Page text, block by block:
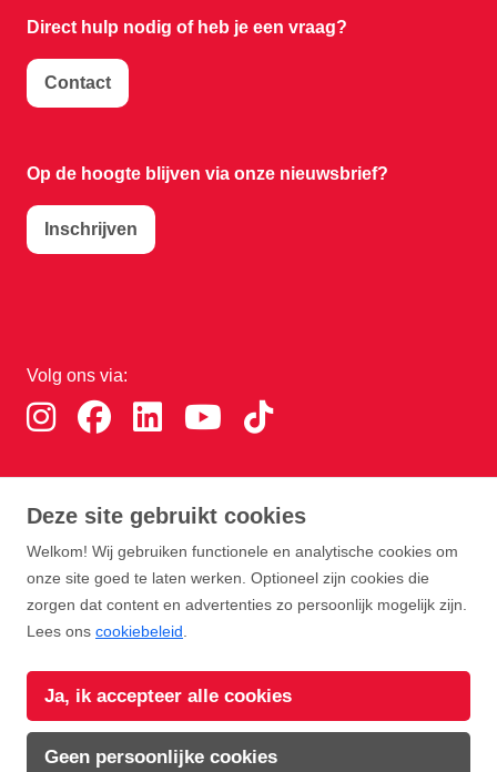
Deze site gebruikt cookies
Welkom! Wij gebruiken functionele en analytische cookies om
onze site goed te laten werken. Optioneel zijn cookies die
zorgen dat content en advertenties zo persoonlijk mogelijk zijn.
Lees ons cookiebeleid
Ja, ik accepteer alle cookies
Geen persoonlijke cookies
Direct hulp nodig ofheb je een vraag?
Contact
Op de hoogte blijven via onze nieuwsbrief?
Inschrijven
Copyright Rotterdam Airport B.V. 2026
Privacy
Volg ons via:
Download de RTHA app: